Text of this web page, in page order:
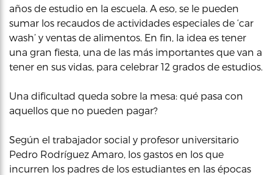
años de estudio en la escuela. A eso, se le pueden
sumar los recaudos de actividades especiales de ‘car
wash’ y ventas de alimentos. En fin, la idea es tener
una gran fiesta, una de las más importantes que van a
tener en sus vidas, para celebrar 12 grados de estudios.
Una dificultad queda sobre la mesa: qué pasa con
aquellos que no pueden pagar?
Según el trabajador social y profesor universitario
Pedro Rodríguez Amaro, los gastos en los que
incurren los padres de los estudiantes en las épocas